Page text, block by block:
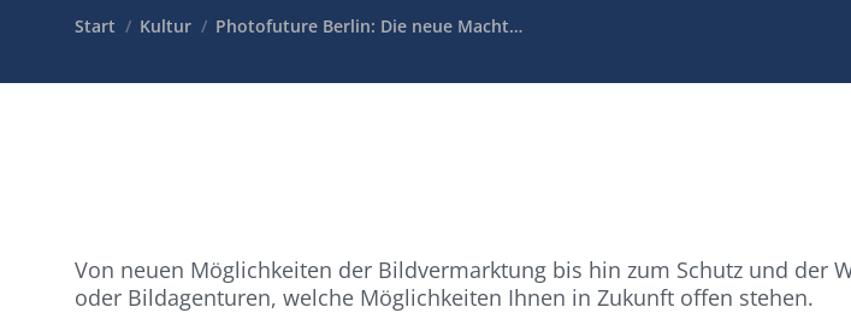
Sie befinden sich hier:
Start Kultur Photofuture Berlin: Die neue Macht…
Von neuen Möglichkeiten der Bildvermarktung bis hin zum Schutz und
oder Bildagenturen, welche Möglichkeiten Ihnen in Zukunft offen stehen.